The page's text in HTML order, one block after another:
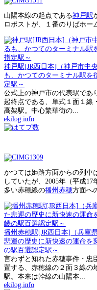
山陽本線の起点である神戸駅
ロポストが、１番のりばホー
神戸駅[JR西日本]（神戸市中
も、かつてのターミナル駅を
定駅～
公式上の神戸市の代表駅であ
起終点である、単式１面１線
高架駅。中心繁華街の...
ekilog.info
かつては姫路方面からの列車
していたが、2005年（平成
多い赤穂線の播州赤穂方面へ
播州赤穂駅[JR西日本]（兵庫
悲運の歴史に新快速の運命を
の駅百選認定駅～
言わずと知れた赤穂事件・忠
置する、赤穂線の２面３線の
駅。本来は幹線の山陽本...
ekilog.info